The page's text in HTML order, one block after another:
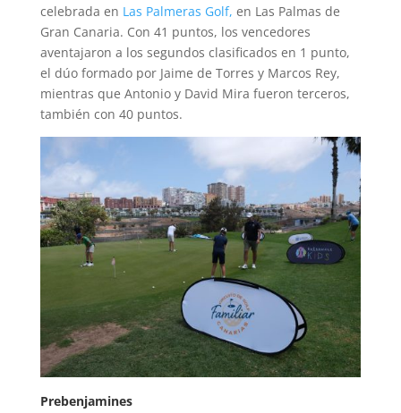
celebrada en Las Palmeras Golf, en Las Palmas de
Gran Canaria. Con 41 puntos, los vencedores
aventajaron a los segundos clasificados en 1 punto,
el dúo formado por Jaime de Torres y Marcos Rey,
mientras que Antonio y David Mira fueron terceros,
también con 40 puntos.
Prebenjamines